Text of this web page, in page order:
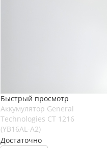
Быстрый просмотр
Аккумулятор General
Technologies CT 1216
(YB16AL-A2)
Достаточно